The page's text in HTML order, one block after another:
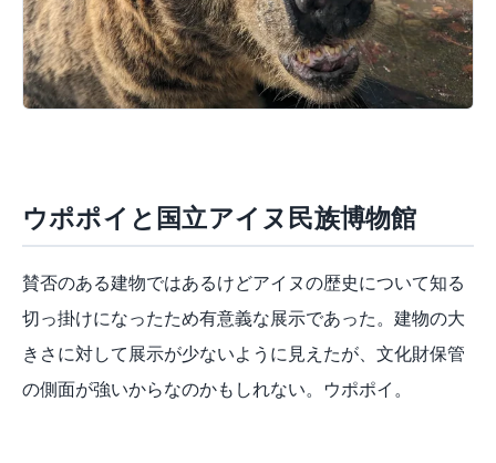
ウポポイと国立アイヌ民族博物館
賛否のある建物ではあるけどアイヌの歴史について知る
切っ掛けになったため有意義な展示であった。建物の大
きさに対して展示が少ないように見えたが、文化財保管
の側面が強いからなのかもしれない。ウポポイ。